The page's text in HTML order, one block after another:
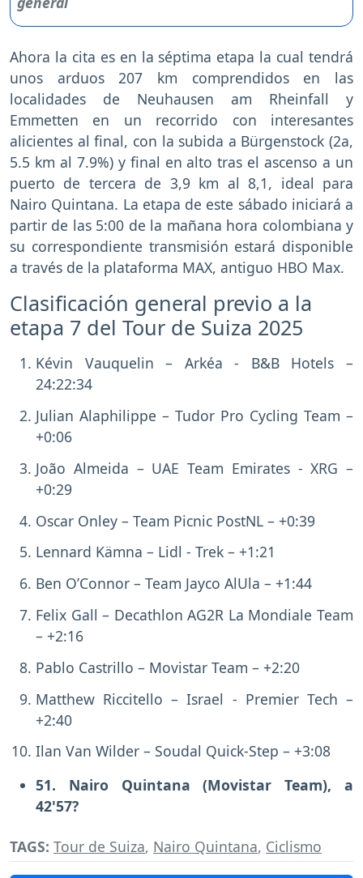
Ahora la cita es en la séptima etapa la cual tendrá
unos arduos 207 km comprendidos en las
localidades de Neuhausen am Rheinfall y
Emmetten en un recorrido con interesantes
alicientes al final, con la subida a Bürgenstock (2a,
5.5 km al 7.9%) y final en alto tras el ascenso a un
puerto de tercera de 3,9 km al 8,1, ideal para
Nairo Quintana. La etapa de este sábado iniciará a
partir de las 5:00 de la mañana hora colombiana y
su correspondiente transmisión estará disponible
a través de la plataforma MAX, antiguo HBO Max.
Clasificación general previo a la
etapa 7 del Tour de Suiza 2025
Kévin Vauquelin – Arkéa - B&B Hotels –
24:22:34
Julian Alaphilippe – Tudor Pro Cycling Team –
+0:06
João Almeida – UAE Team Emirates - XRG –
+0:29
Oscar Onley – Team Picnic PostNL – +0:39
Lennard Kämna – Lidl - Trek – +1:21
Ben O’Connor – Team Jayco AlUla – +1:44
Felix Gall – Decathlon AG2R La Mondiale Team
– +2:16
Pablo Castrillo – Movistar Team – +2:20
Matthew Riccitello – Israel - Premier Tech –
+2:40
Ilan Van Wilder – Soudal Quick-Step – +3:08
51. Nairo Quintana (Movistar Team), a
42'57?
TAGS: Tour de Suiza, Nairo Quintana, Ciclismo